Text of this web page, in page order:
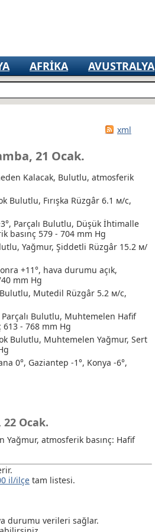
AFRIKA AVUSTRALYA
xml
21 Ocak.
Kalacak, Bulutlu, atmosferik
Bulutlu, Fırışka Rüzgâr 6.1 м/с,
Parçalı Bulutlu, Düşük İhtimalle
basınç 579 - 704 mm Hg
, Yağmur, Şiddetli Rüzgâr 15.2 м/
+11°, hava durumu açık,
mm Hg
Mutedil Rüzgâr 5.2 м/с,
Bulutlu, Muhtemelen Hafif
613 - 768 mm Hg
Bulutlu, Muhtemelen Yağmur, Sert
0°, Gaziantep -1°, Konya -6°,
Ocak.
Yağmur, atmosferik basınç: Hafif
il/ilçe tam listesi.
durumu verileri sağlar.